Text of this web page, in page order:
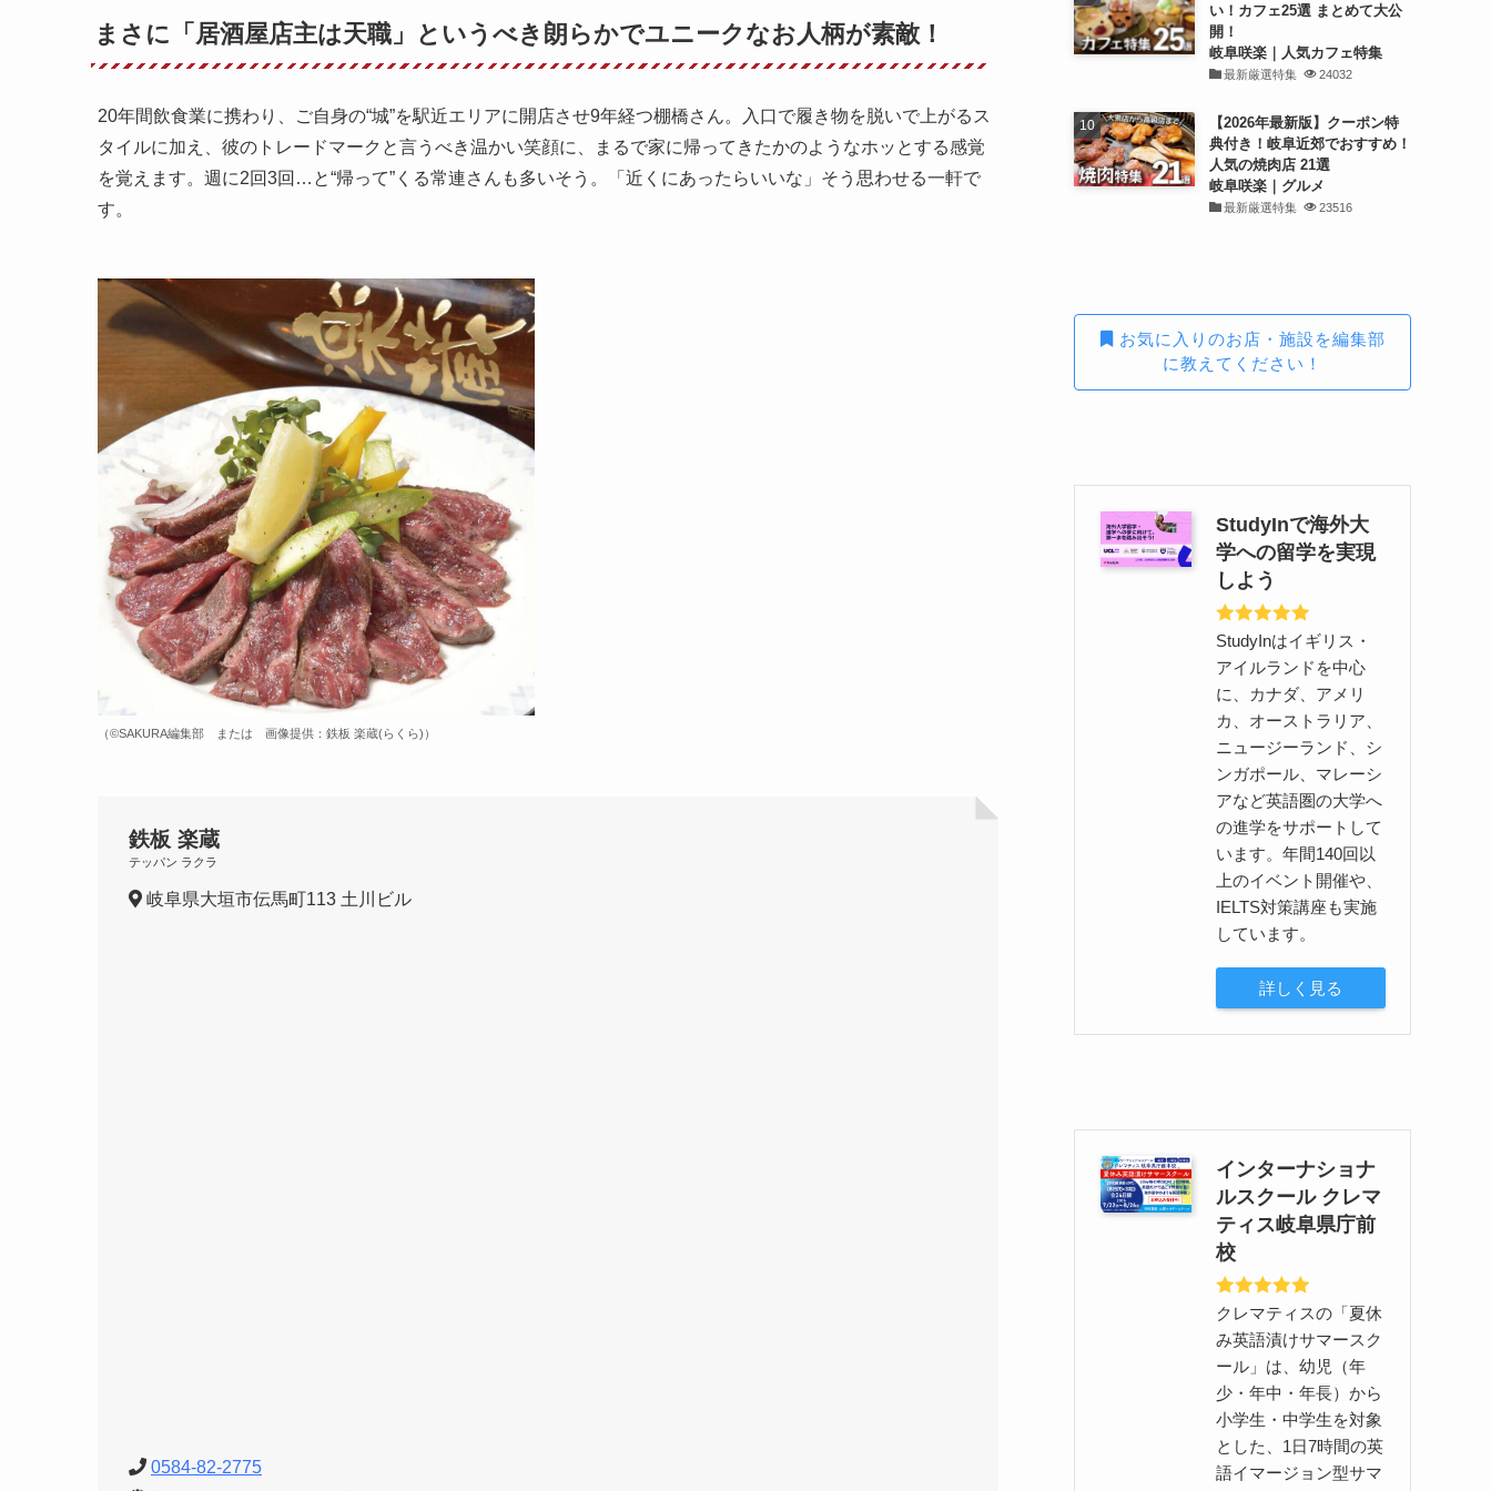
まさに「居酒屋店主は天職」というべき朗らかでユニークなお人柄が素敵！
20年間飲食業に携わり、ご自身の“城”を駅近エリアに開店させ9年経つ棚橋さん。入口で履き物を脱いで上がるス
タイルに加え、彼のトレードマークと言うべき温かい笑顔に、まるで家に帰ってきたかのようなホッとする感覚
を覚えます。週に2回3回…と“帰って”くる常連さんも多いそう。「近くにあったらいいな」そう思わせる一軒で
す。
（©️SAKURA編集部 または 画像提供：鉄板 楽蔵(らくら)）
鉄板 楽蔵
テッパン ラクラ
岐阜県大垣市伝馬町113 土川ビル
0584-82-2775
い！カフェ25選 まとめて大公
開！
岐阜咲楽｜人気カフェ特集
最新厳選特集 24032
【2026年最新版】クーポン特
典付き！岐阜近郊でおすすめ！
人気の焼肉店 21選
岐阜咲楽｜グルメ
最新厳選特集 23516
お気に入りのお店・施設を編集部
に教えてください！
StudyInで海外大
学への留学を実現
しよう
StudyInはイギリス・
アイルランドを中心
に、カナダ、アメリ
カ、オーストラリア、
ニュージーランド、シ
ンガポール、マレーシ
アなど英語圏の大学へ
の進学をサポートして
います。年間140回以
上のイベント開催や、
IELTS対策講座も実施
しています。
詳しく見る
インターナショナ
ルスクール クレマ
ティス岐阜県庁前
校
クレマティスの「夏休
み英語漬けサマースク
ール」は、幼児（年
少・年中・年長）から
小学生・中学生を対象
とした、1日7時間の英
語イマージョン型サマ